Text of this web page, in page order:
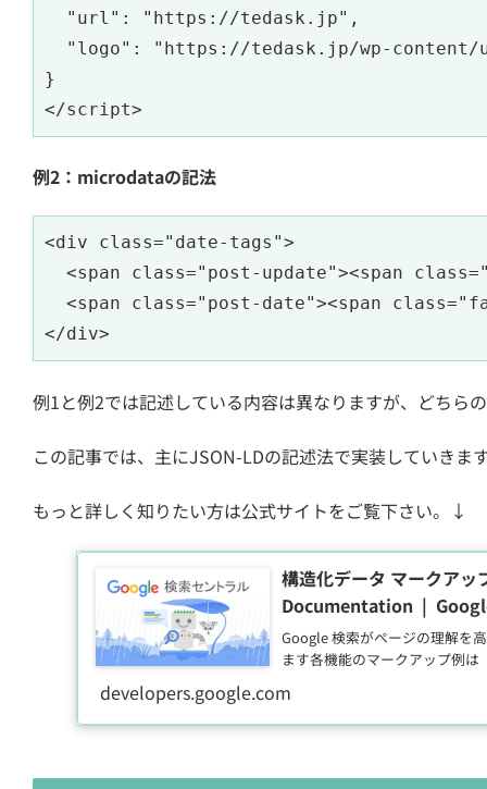
  "url": "https://tedask.jp",
"logo": "https://tedask.jp/wp-
}
</script>
例2：microdataの記法
<div class="date-tags">
<span class="post-update"><span
<span class="post-date"><span
</div>
例1と例2では記述している内容は異なりますが、どちら
この記事では、主にJSON-LDの記述法で実装していきま
もっと詳しく知りたい方は公式サイトをご覧下さい。↓
構造化データ マークア
Documentation |
Google 検索がページの理解を
ます各機能のマークアップ例
developers.google.com